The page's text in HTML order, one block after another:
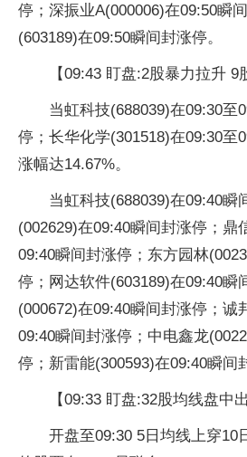
停；深振业A(000006)在09:50瞬
(603189)在09:50瞬间封涨停。
【09:43 盯盘:2股暴力拉升 9
当虹科技(688039)在09:30至
停；长华化学(301518)在09:30至
涨幅达14.67%。
当虹科技(688039)在09:40瞬
(002629)在09:40瞬间封涨停；鼎
09:40瞬间封涨停；东方园林
停；网达软件(603189)在09:40瞬
(000672)在09:40瞬间封涨停；诚
09:40瞬间封涨停；中电鑫龙
停；新雷能(300593)在09:40瞬间
【09:33 盯盘:32股均线盘中
开盘至09:30 5日均线上穿10